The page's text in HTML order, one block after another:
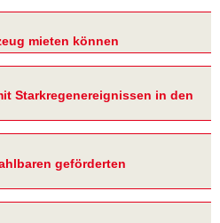
mieten können
Starkregenereignissen in den
geförderten